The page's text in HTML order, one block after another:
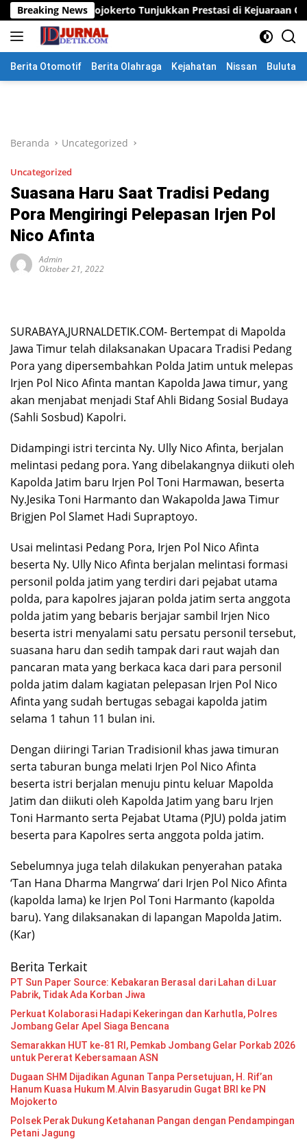
Langsung
ke
konten
Breaking News
Tunjukkan Prestasi di Kejuaraan Open Piala Wali Kota
Berita Otomotif Berita Olahraga Kejahatan Nissan
Beranda Uncategorized
Uncategorized
Suasana Haru Saat Tradisi Pedang
Pora Mengiringi Pelepasan Irjen Pol
Nico Afinta
Admin
Oktober 21, 2022
SURABAYA,JURNALDETIK.COM- Bertempat di Mapolda
Jawa Timur telah dilaksanakan Upacara Tradisi Pedang
Pora yang dipersembahkan Polda Jatim untuk melepas
Irjen Pol Nico Afinta mantan Kapolda Jawa timur, yang
akan menjabat menjadi Staf Ahli Bidang Sosial Budaya
(Sahli Sosbud) Kapolri.
Didampingi istri tercinta Ny. Ully Nico Afinta, berjalan
melintasi pedang pora. Yang dibelakangnya diikuti oleh
Kapolda Jatim baru Irjen Pol Toni Harmawan, beserta
Ny.Jesika Toni Harmanto dan Wakapolda Jawa Timur
Brigjen Pol Slamet Hadi Supraptoyo.
Usai melintasi Pedang Pora, Irjen Pol Nico Afinta
beserta Ny. Ully Nico Afinta berjalan melintasi formasi
personil polda jatim yang terdiri dari pejabat utama
polda, para kapolres jajaran polda jatim serta anggota
polda jatim yang bebaris berjajar sambil Irjen Nico
beserta istri menyalami satu persatu personil tersebut,
suasana haru dan sedih tampak dari raut wajah dan
pancaran mata yang berkaca kaca dari para personil
polda jatim dalam kagiatan pelepasan Irjen Pol Nico
Afinta yang sudah bertugas sebagai kapolda jatim
selama 1 tahun 11 bulan ini.
Dengan diiringi Tarian Tradisionil khas jawa timuran
serta taburan bunga melati Irjen Pol Nico Afinta
beserta istri berjalan menuju pintu keluar Mapolda
Jatim dan diikuti oleh Kapolda Jatim yang baru Irjen
Toni Harmanto serta Pejabat Utama (PJU) polda jatim
beserta para Kapolres serta anggota polda jatim.
Sebelumnya juga telah dilakukan penyerahan pataka
‘Tan Hana Dharma Mangrwa’ dari Irjen Pol Nico Afinta
(kapolda lama) ke Irjen Pol Toni Harmanto (kapolda
baru). Yang dilaksanakan di lapangan Mapolda Jatim.
(Kar)
Berita Terkait
PT Sun Paper Source: Kebakaran Berasal dari Lahan di Luar
Pabrik, Tidak Ada Korban Jiwa
Perkuat Kolaborasi Hadapi Kekeringan dan Karhutla, Polres
Jombang Gelar Apel Siaga Bencana
Semarakkan HUT ke-81 RI, Pemkab Jombang Gelar Porkab 2026
untuk Pererat Kebersamaan ASN
Dugaan SHM Dijadikan Agunan Tanpa Persetujuan, H. Rif’an
Hanum Kuasa Hukum M.Alvin Basyarudin Gugat BRI ke PN
Mojokerto
Polsek Perak Dukung Ketahanan Pangan dengan Pendampingan
Petani Jagung